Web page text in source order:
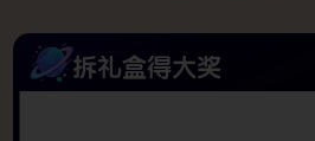
拆礼盒得大奖